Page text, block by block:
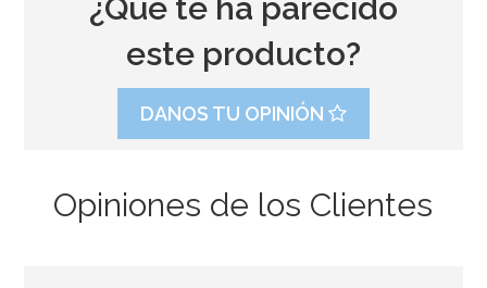
¿Qué te ha parecido
este producto?
DANOS TU OPINIÓN
Opiniones de los Clientes